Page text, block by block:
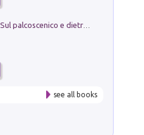
see all books